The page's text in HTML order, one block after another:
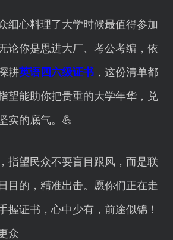
心料理了大学时候最值得参加
论你是思进大厂、考公考编，依
耕英语四六级证书，这份清单都
望能助你把贵重的大学年华，兑
实的底气。💪
望民众不要盲目跟风，而是联
目的，精准出击。愿你们正在走
握证书，心中少有，前途似锦！
众